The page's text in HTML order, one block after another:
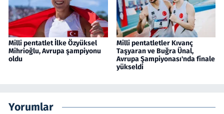
Milli pentatlet İlke Özyüksel
Mihrioğlu, Avrupa şampiyonu
oldu
Milli pentatletler Kıvanç
Taşyaran ve Buğra Ünal,
Avrupa Şampiyonası'nda finale
yükseldi
Yorumlar